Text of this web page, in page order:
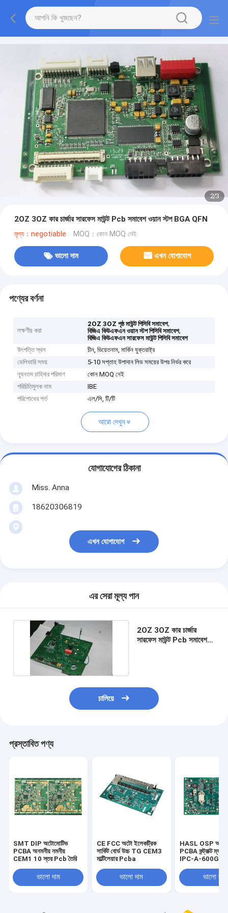
2/3
2OZ 3OZ কার চার্জার সারফেস মাউন্ট Pcb সমাবেশ ওয়ান স্টপ BGA QFN
মূল্য：negotiable MOQ：কোন MOQ নেই
ভালো দাম এখন যোগাযোগ
পণ্যের বর্ণনা
লক্ষণীয় করা
2OZ 3OZ পৃষ্ঠ মাউন্ট পিসিবি সমাবেশ,
বিজিএ কিউএফএন ওয়ান স্টপ পিসিবি সমাবেশ,
বিজিএ কিউএফএন সারফেস মাউন্ট পিসিবি সমাবেশ
উৎপত্তি স্থল
চীন, ভিয়েতনাম, মার্কিন যুক্তরাষ্ট্র
ডেলিভারি সময়
5-10 সপ্তাহ উপাদান লিড সময়ের উপর নির্ভর করে
ন্যূনতম চাহিদার পরিমাণ
কোন MOQ নেই
পরিচিতিমুলক নাম
IBE
পরিশোধের শর্ত
এল/সি, টি/টি
আরো দেখুন
যোগাযোগের ঠিকানা
Miss. Anna
18620306819
এখন যোগাযোগ
এর সেরা মূল্য পান
2OZ 3OZ কার চার্জার
সারফেস মাউন্ট Pcb সমাবেশ
চালিয়ে
প্রস্তাবিত পণ্য
SMT DIP অটোমোটিভ
PCBA অনমনীয় নমনীয়
CEM1 10 স্তর Pcb তৈরি
ভালো দাম
CE FCC অটো ইলেকট্রিক
সার্কিট বোর্ড উচ্চ TG CEM3
মাল্টিলেয়ার Pcba
ভালো দাম
HASL OSP
PCBA কন্ট্রাক্ট
IPC-A-600G
ভালো দাম